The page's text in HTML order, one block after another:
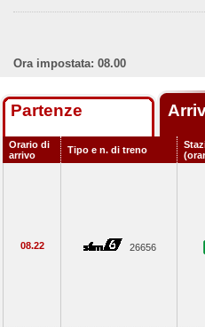
Ora impostata: 08.00
Partenze
Orario di
arrivo
Tipo e n. di treno
08.22 26656